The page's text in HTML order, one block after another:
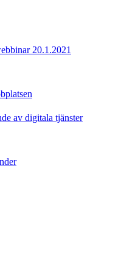
20.1.2021
av digitala tjänster